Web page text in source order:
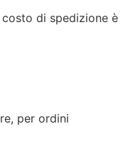
di spedizione è
per ordini